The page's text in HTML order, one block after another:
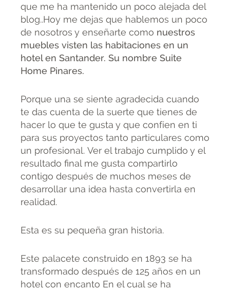
que me ha mantenido un poco alejada del
blog..Hoy me dejas que hablemos un poco
de nosotros y enseñarte como nuestros
muebles visten las habitaciones en un
hotel en Santander. Su nombre Suite
Home Pinares.
Porque una se siente agradecida cuando
te das cuenta de la suerte que tienes de
hacer lo que te gusta y que confíen en ti
para sus proyectos tanto particulares como
un profesional. Ver el trabajo cumplido y el
resultado final me gusta compartirlo
contigo después de muchos meses de
desarrollar una idea hasta convertirla en
realidad.
Esta es su pequeña gran historia.
Este palacete construido en 1893 se ha
transformado después de 125 años en un
hotel con encanto En el cual se ha